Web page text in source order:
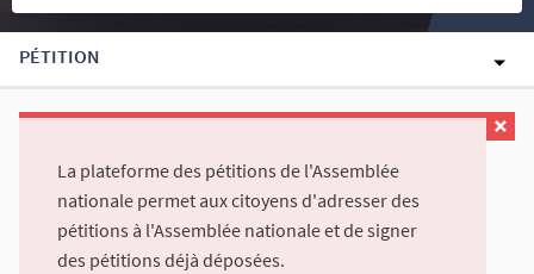
PÉTITION
La plateforme des pétitions de l'Assemblée
nationale permet aux citoyens d'adresser des
pétitions à l'Assemblée nationale et de signer
des pétitions déjà déposées.